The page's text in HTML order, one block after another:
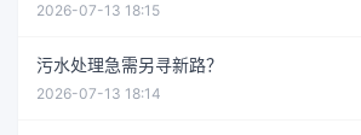
2026-07-13 18:15
污水处理急需另寻新路？
2026-07-13 18:14